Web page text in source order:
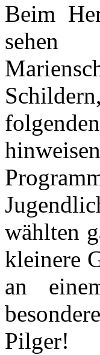
Beim
wählten
kleinere
an
Pilger!